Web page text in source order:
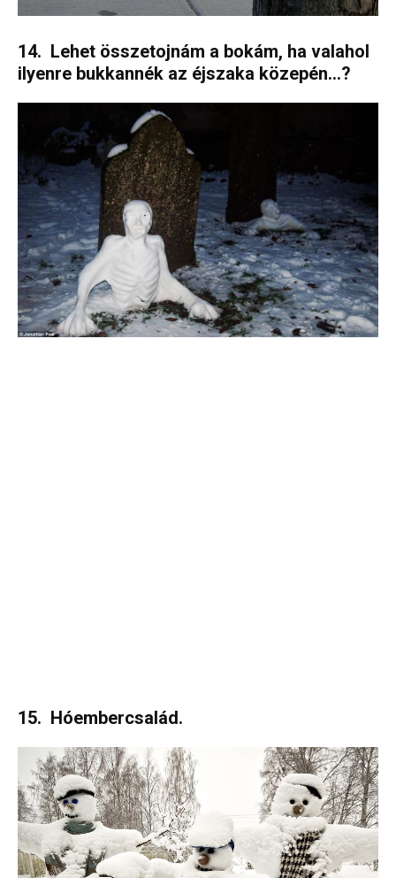
14. Lehet összetojnám a bokám, ha valahol
ilyenre bukkannék az éjszaka közepén…?
15. Hóembercsalád.